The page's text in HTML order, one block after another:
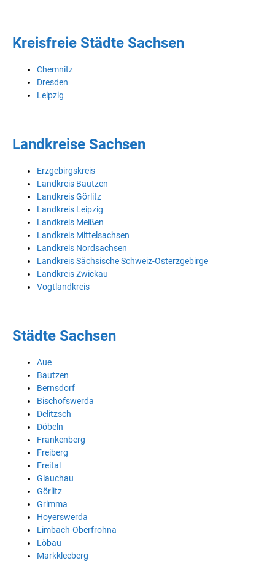
Kreisfreie Städte Sachsen
Chemnitz
Dresden
Leipzig
Landkreise Sachsen
Erzgebirgskreis
Landkreis Bautzen
Landkreis Görlitz
Landkreis Leipzig
Landkreis Meißen
Landkreis Mittelsachsen
Landkreis Nordsachsen
Landkreis Sächsische Schweiz-Osterzgebirge
Landkreis Zwickau
Vogtlandkreis
Städte Sachsen
Aue
Bautzen
Bernsdorf
Bischofswerda
Delitzsch
Döbeln
Frankenberg
Freiberg
Freital
Glauchau
Görlitz
Grimma
Hoyerswerda
Limbach-Oberfrohna
Löbau
Markkleeberg